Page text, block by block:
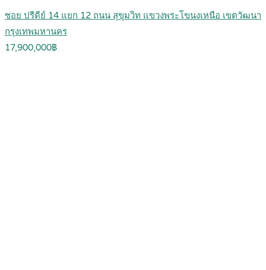
ซอย ปรีดีย์ 14 แยก 12 ถนน สุขุมวิท แขวงพระโขนงเหนือ เขตวัฒนา
กรุงเทพมหานคร
17,900,000฿